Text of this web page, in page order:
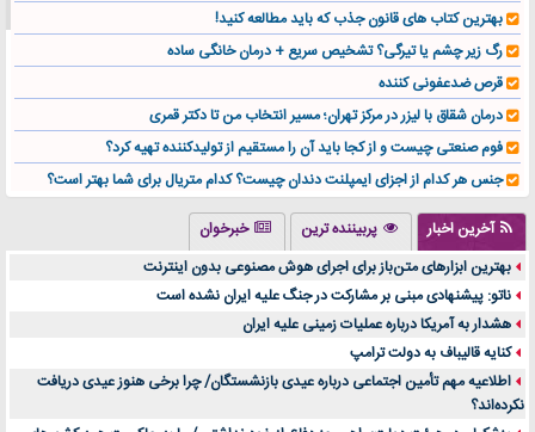
بهترین کتاب های قانون جذب که باید مطالعه کنید!
رگ زیر چشم یا تیرگی؟ تشخیص سریع + درمان خانگی ساده
قرص ضدعفونی کننده
درمان شقاق با لیزر در مرکز تهران؛ مسیر انتخاب من تا دکتر قمری
فوم صنعتی چیست و از کجا باید آن را مستقیم از تولیدکننده تهیه کرد؟
جنس هر کدام از اجزای ایمپلنت دندان چیست؟ کدام متریال برای شما بهتر است؟
تولید لیوان کاغذی یک کسب‌ و کار پر سود و رو‌ به‌ رشد در بازار ایران
درد زانو بعد از تمرین با تردمیل؟ شاید مشکل از این انتخاب باشد
آینده موسیقی هم‌اکنون در اینجاست
بهترین راه تبلیغات کلینیک زیبایی و افزایش مشتری کدام است؟
مقایسه قالب آسترا با وودمارت و فلت‌سام (فارسی)
خرید سمعک کارکرده یا دست دوم | نکات مهم قبل از تصمیم‌گیری
خرید و فروش قطعات سرور دست دوم در ماهان شبکه ایرانیان
آخرین اخبار پربیننده ترین
خبرخوان
بهترین ابزارهای متن‌باز برای اجرای هوش مصنوعی بدون اینترنت
ناتو: پیشنهادی مبنی بر مشارکت در جنگ علیه ایران نشده است
هشدار به آمریکا درباره عملیات زمینی علیه ایران
کنایه قالیباف به دولت ترامپ
اطلاعیه مهم تأمین اجتماعی درباره عیدی بازنشستگان/ چرا برخی هنوز عیدی دریافت
نکرده‌اند؟